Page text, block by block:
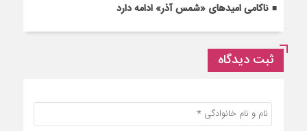
ناکامی امیدهای «شمس آذر» ادامه دارد
ثبت دیدگاه